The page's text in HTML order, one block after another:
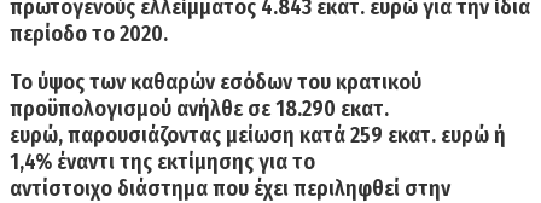
πρωτογενούς ελλείμματος 4.843 εκατ. ευρώ για την ίδια
περίοδο το 2020.
Το ύψος τωνκαθαρών εσόδωντου κρατικού
προϋπολογισμού ανήλθε σε18.290 εκατ.
ευρώ,παρουσιάζοντας μείωση κατά 259 εκατ. ευρώ ή
1,4% έναντι της εκτίμησης για το
αντίστοιχο διάστημα που έχει περιληφθεί στην